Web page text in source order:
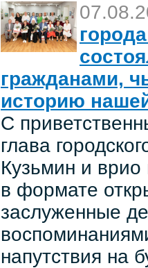
гражданами,
историю
С
глава
Кузьмин и
в формате
заслуженные
напутствия на